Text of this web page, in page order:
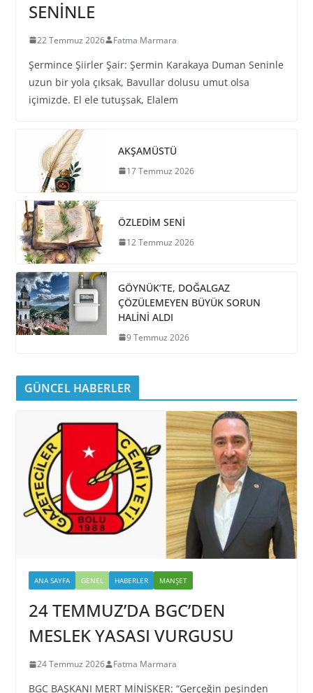
SENİNLE
22 Temmuz 2026 Fatma Marmara
Şermince Şiirler Şair: Şermin Karakaya Duman Seninle
uzun bir yola çıksak, Bavullar dolusu umut olsa
içimizde. El ele tutuşsak, Elalem
AKŞAMÜSTÜ
17 Temmuz 2026
ÖZLEDİM SENİ
12 Temmuz 2026
GÖYNÜK’TE, DOĞALGAZ
ÇÖZÜLEMEYEN BÜYÜK SORUN
HALİNİ ALDI
9 Temmuz 2026
GÜNCEL HABERLER
ANA SAYFA GENEL HABERLER MANŞET
24 TEMMUZ’DA BGC’DEN
MESLEK YASASI VURGUSU
24 Temmuz 2026 Fatma Marmara
BGC BAŞKANI MERT MİNİSKER: “Gerçeğin peşinden